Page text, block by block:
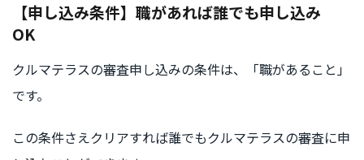
【申し込み条件】職があれば誰でも申し込み
OK
クルマテラスの審査申し込みの条件は、「職があること」
です。
この条件さえクリアすれば誰でもクルマテラスの審査に申